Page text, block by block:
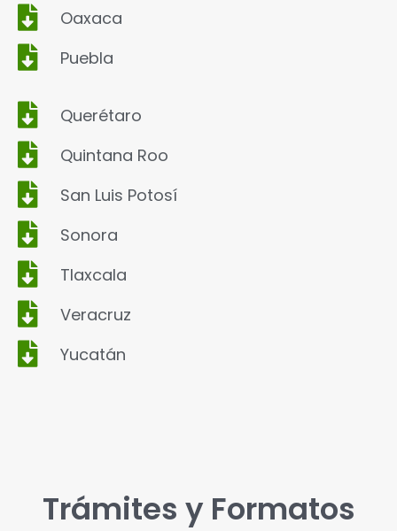
Oaxaca
Puebla
Querétaro
Quintana Roo
San Luis Potosí
Sonora
Tlaxcala
Veracruz
Yucatán
Trámites y Formatos